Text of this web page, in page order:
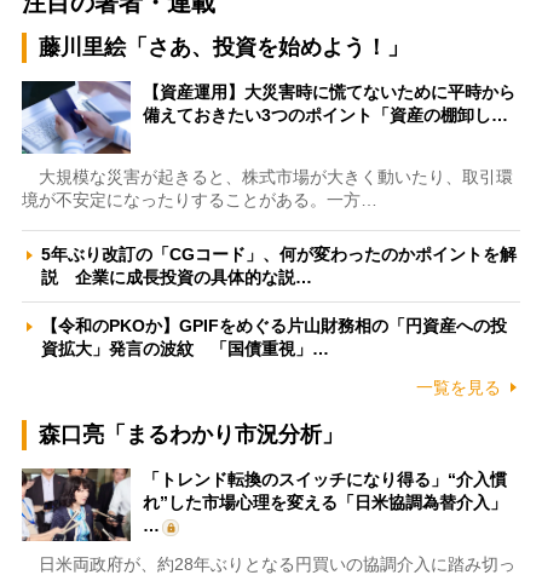
藤川里絵「さあ、投資を始めよう！」
【資産運用】大災害時に慌てないために平時から
備えておきたい3つのポイント「資産の棚卸し…
大規模な災害が起きると、株式市場が大きく動いたり、取引環
境が不安定になったりすることがある。一方…
5年ぶり改訂の「CGコード」、何が変わったのかポイントを解
説 企業に成長投資の具体的な説…
【令和のPKOか】GPIFをめぐる片山財務相の「円資産への投
資拡大」発言の波紋 「国債重視」…
一覧を見る
森口亮「まるわかり市況分析」
「トレンド転換のスイッチになり得る」“介入慣
れ”した市場心理を変える「日米協調為替介入」
…
日米両政府が、約28年ぶりとなる円買いの協調介入に踏み切っ